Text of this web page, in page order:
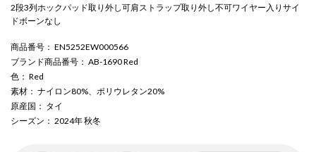
2段3列ホックパッド取り外し可肩ストラップ取り外し不可ワイヤー入りサイ
ドボーンなし
商品番号 ： EN5252EW000566
ブランド商品番号 ： AB-1690 Red
色 ： Red
素材 ： ナイロン80%、ポリウレタン20%
原産国 ： タイ
シーズン ： 2024年 秋冬